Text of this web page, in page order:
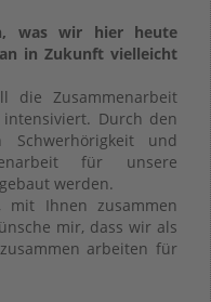
was wir hier heute
in Zukunft vielleicht
die Zusammenarbeit
Durch den
Schwerhörigkeit und
für unsere
werden.
Ihnen zusammen
mir, dass wir als
arbeiten für